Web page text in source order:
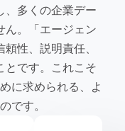
、多くの企業デー
ん。「エージェン
性、説明責任、
とです。これこそ
に求められる、よ
です。